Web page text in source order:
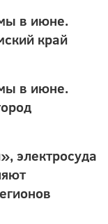
в июне.
край
в июне.
электросуда